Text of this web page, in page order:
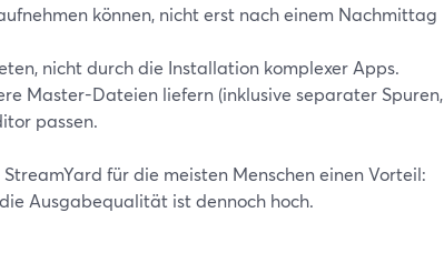
können, nicht erst nach einem Nachmittag
nicht durch die Installation komplexer Apps.
Master-Dateien liefern (inklusive separater Spuren,
passen.
für die meisten Menschen einen Vorteil:
Ausgabequalität ist dennoch hoch.